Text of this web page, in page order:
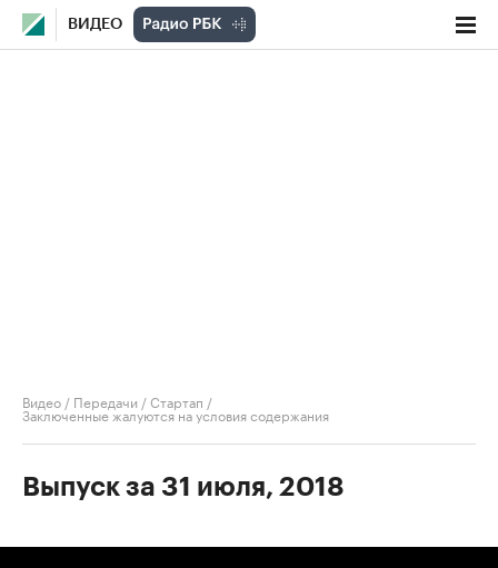
ВИДЕО
Видео / Передачи /Стартап /
Заключенные жалуются на условия содержания
Выпуск за 31 июля, 2018